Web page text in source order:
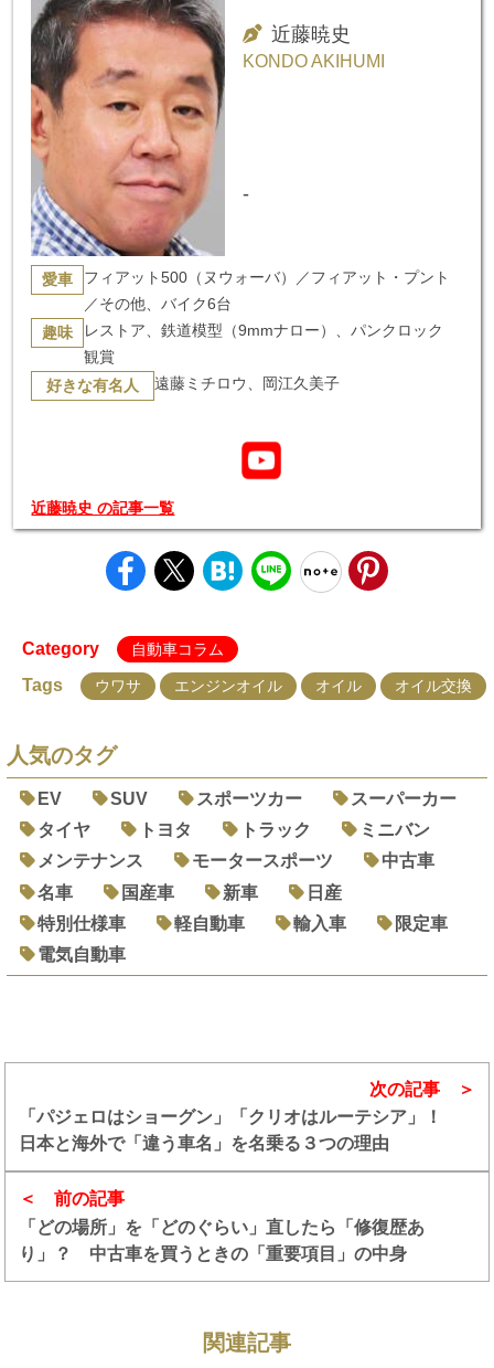
近藤暁史
KONDO AKIHUMI
-
愛車
フィアット500（ヌウォーバ）／フィアット・プント
／その他、バイク6台
趣味
レストア、鉄道模型（9mmナロー）、パンクロック
観賞
好きな有名人 遠藤ミチロウ、岡江久美子
近藤暁史 の記事一覧
Category 自動車コラム
Tags ウワサ エンジンオイル オイル オイル交換
人気のタグ
EV SUV スポーツカー
スーパーカー
タイヤ
トヨタ トラック
ミニバン
メンテナンス
モータースポーツ
中古車
名車
国産車 新車
日産
特別仕様車
軽自動車 輸入車
限定車
電気自動車
前の記事
「どの場所」を「どのぐらい」直したら「修復歴あ
り」？ 中古車を買うときの「重要項目」の中身
次の記事
「パジェロはショーグン」「クリオはルーテシア」！
日本と海外で「違う車名」を名乗る３つの理由
関連記事